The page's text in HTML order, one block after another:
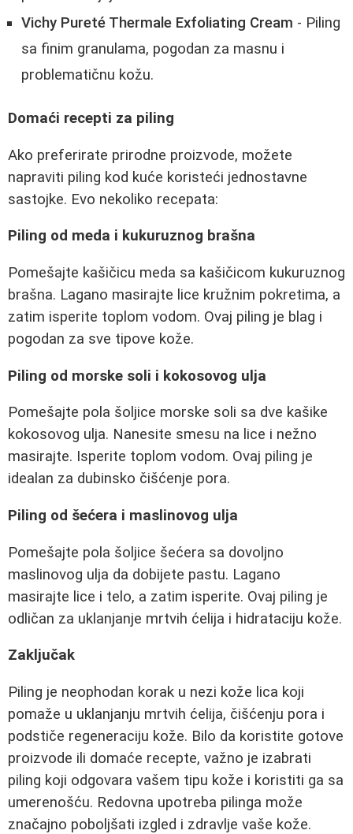
Vichy Pureté Thermale Exfoliating Cream - Piling
sa finim granulama, pogodan za masnu i
problematičnu kožu.
Domaći recepti za piling
Ako preferirate prirodne proizvode, možete
napraviti piling kod kuće koristeći jednostavne
sastojke. Evo nekoliko recepata:
Piling od meda i kukuruznog brašna
Pomešajte kašičicu meda sa kašičicom kukuruznog
brašna. Lagano masirajte lice kružnim pokretima, a
zatim isperite toplom vodom. Ovaj piling je blag i
pogodan za sve tipove kože.
Piling od morske soli i kokosovog ulja
Pomešajte pola šoljice morske soli sa dve kašike
kokosovog ulja. Nanesite smesu na lice i nežno
masirajte. Isperite toplom vodom. Ovaj piling je
idealan za dubinsko čišćenje pora.
Piling od šećera i maslinovog ulja
Pomešajte pola šoljice šećera sa dovoljno
maslinovog ulja da dobijete pastu. Lagano
masirajte lice i telo, a zatim isperite. Ovaj piling je
odličan za uklanjanje mrtvih ćelija i hidrataciju kože.
Zaključak
Piling je neophodan korak u nezi kože lica koji
pomaže u uklanjanju mrtvih ćelija, čišćenju pora i
podstiče regeneraciju kože. Bilo da koristite gotove
proizvode ili domaće recepte, važno je izabrati
piling koji odgovara vašem tipu kože i koristiti ga sa
umerenošću. Redovna upotreba pilinga može
značajno poboljšati izgled i zdravlje vaše kože.